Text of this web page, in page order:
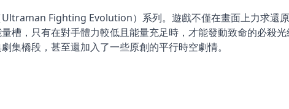
Fighting Evolution）系列。遊戲不僅在畫面上力求還
槽，只有在對手體力較低且能量充足時，才能發動致命的必殺
集橋段，甚至還加入了一些原創的平行時空劇情。